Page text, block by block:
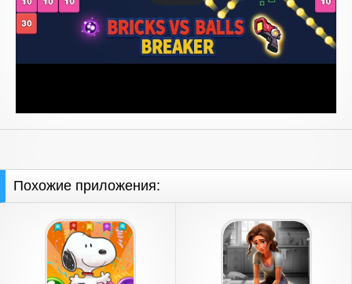
Похожие приложения: